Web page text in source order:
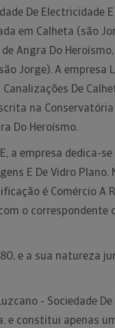
De Electricidade
em Calheta (são
Angra Do
Jorge). A empresa
De
na
Do Heroísmo.
a empresa dedica-
E De Vidro Plano.
é Comércio A
o correspondente
e a sua natureza
- Sociedade
e constitui apenas